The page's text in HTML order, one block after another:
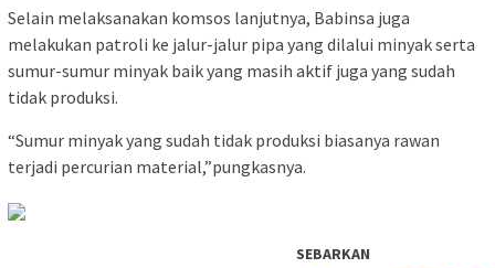
Selain melaksanakan komsos lanjutnya, Babinsa juga
melakukan patroli ke jalur-jalur pipa yang dilalui minyak serta
sumur-sumur minyak baik yang masih aktif juga yang sudah
tidak produksi.
“Sumur minyak yang sudah tidak produksi biasanya rawan
terjadi percurian material,”pungkasnya.
SEBARKAN